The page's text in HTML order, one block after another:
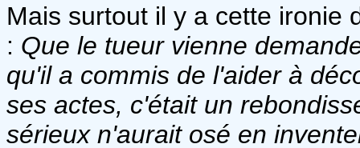
Mais surtout il y a cette ironie
: Que le tueur vienne
qu'il a commis de l'aider à
ses actes, c'était un
sérieux n'aurait osé en